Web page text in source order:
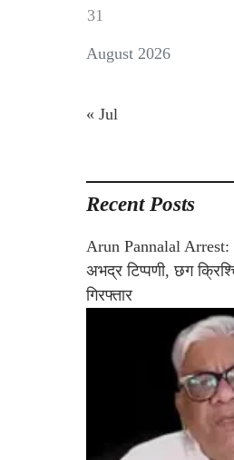
August 2026
31
« Jul
Recent Posts
Arun Pannalal Arrest:
अभद्र टिप्पणी, छग
गिरफ्तार